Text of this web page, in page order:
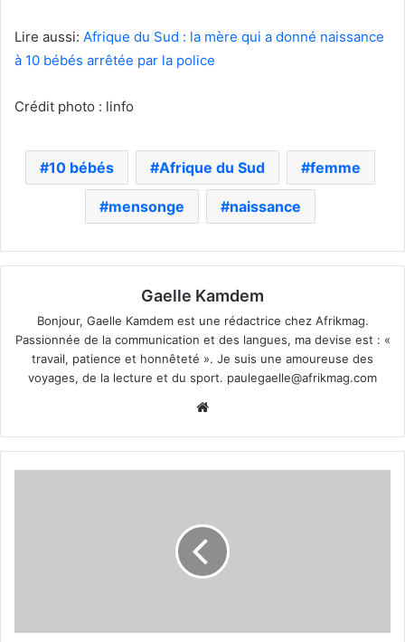
Lire aussi: Afrique du Sud : la mère qui a donné naissance
à 10 bébés arrêtée par la police
Crédit photo : linfo
10 bébés Afrique du Sud femme
mensonge naissance
Gaelle Kamdem
Bonjour, Gaelle Kamdem est une rédactrice chez Afrikmag.
Passionnée de la communication et des langues, ma devise est : «
travail, patience et honnêteté ». Je suis une amoureuse des
voyages, de la lecture et du sport. paulegaelle@afrikmag.com